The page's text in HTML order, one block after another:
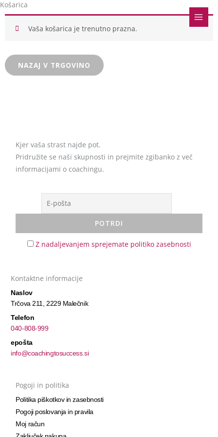
Skip
to
content
Košarica
Vaša košarica je trenutno prazna.
NAZAJ V TRGOVINO
Kjer vaša strast najde pot.
Pridružite se naši skupnosti in prejmite zgibanko z več
informacijami o coachingu.
Z nadaljevanjem sprejemate politiko zasebnosti
Kontaktne informacije
Naslov
Trčova 211, 2229 Malečnik
Telefon
040-808-999
epošta
info@coachingtosuccess.si
Pogoji in politika
Politika piškotkov in zasebnosti
Pogoji poslovanja in pravila
Moj račun